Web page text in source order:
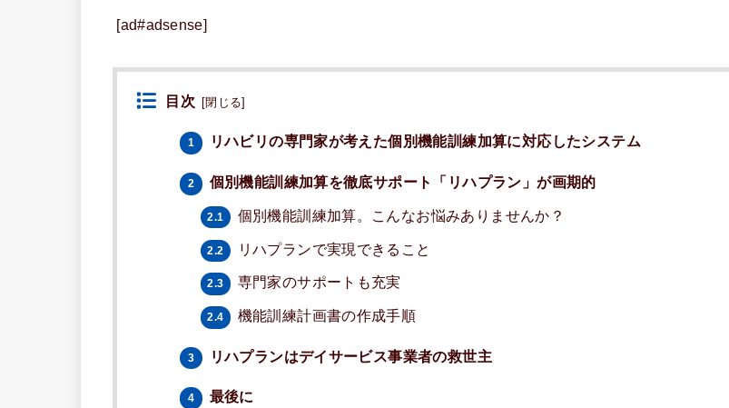
[ad#adsense]
目次 [閉じる]
1 リハビリの専門家が考えた個別機能訓練加算に対応したシステム
2 個別機能訓練加算を徹底サポート「リハプラン」が画期的
2.1 個別機能訓練加算。こんなお悩みありませんか？
2.2 リハプランで実現できること
2.3 専門家のサポートも充実
2.4 機能訓練計画書の作成手順
3 リハプランはデイサービス事業者の救世主
4 最後に